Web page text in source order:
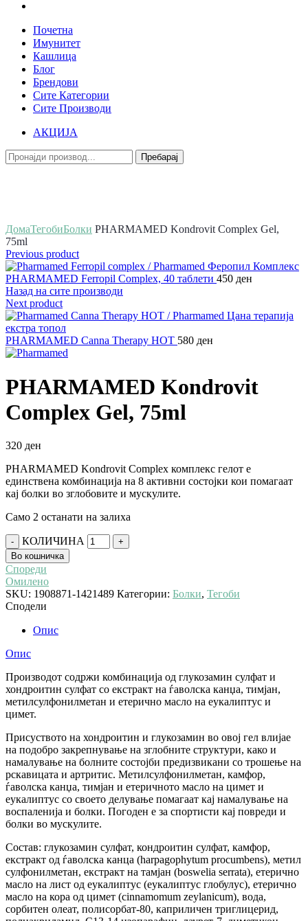
Почетна
Имунитет
Кашлица
Блог
Брендови
Сите Категории
Сите Производи
АКЦИЈА
Пребарај
ДомаТегобиБолки PHARMAMED Kondrovit Complex Gel,
75ml
Previous product
PHARMAMED Ferropil Complex, 40 таблети 450 ден
Назад на сите производи
Next product
PHARMAMED Canna Therapy HOT 580 ден
PHARMAMED Kondrovit
Complex Gel, 75ml
320 ден
PHARMAMED Kondrovit Complex комплекс гелот е
единствена комбинација на 8 активни состојки кои помагаат
кај болки во зглобовите и мускулите.
Само 2 останати на залиха
КОЛИЧИНА
Во кошничка
Спореди
Омилено
SKU: 1908871-1421489 Категории: Болки, Тегоби
Сподели
Опис
Опис
Производот содржи комбинација од глукозамин сулфат и
хондроитин сулфат со екстракт на ѓаволска канџа, тимјан,
метилсулфонилметан и етерично масло на еукалиптус и
цимет.
Присуството на хондроитин и глукозамин во овој гел влијае
на подобро закрепнување на зглобните структури, како и
намалување на болните состојби предизвикани со трошење на
рскавицата и артритис. Метилсулфонилметан, камфор,
ѓаволска канџа, тимјан и етеричното масло на цимет и
еукалиптус со своето делување помагаат кај намалување на
воспаленија и болки. Погоден е за спортисти кај повреди и
болки во мускулите.
Состав: глукозамин сулфат, кондроитин сулфат, камфор,
екстракт од ѓаволска канца (harpagophytum procumbens), метил
сулфонилметан, екстракт на тамјан (boswelia serrata), етерично
масло на лист од еукалиптус (еукалиптус глобулус), етерично
масло на кора од цимет (cinnamomum zeylanicum), вода,
сорбитен олеат, полисорбат-80, каприличен триглицерид,